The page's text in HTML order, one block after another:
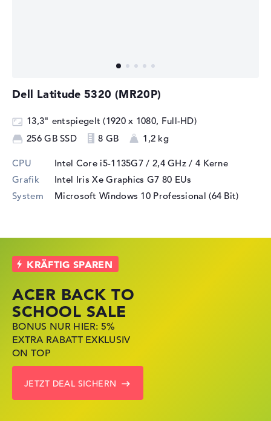
Dell Latitude 5320 (MR20P)
13,3" entspiegelt (1920 x 1080, Full-HD)
256 GB SSD
8 GB 1,2 kg
CPU Intel Core i5-1135G7 / 2,4 GHz / 4 Kerne
Grafik
Intel Iris Xe Graphics G7 80 EUs
System
Microsoft Windows 10 Professional (64 Bit)
ACER BACK TO
SCHOOL SALE
BONUS NUR HIER: 5%
EXTRA RABATT EXKLUSIV
ON TOP
JETZT DEAL SICHERN
HP STORE SSV
DEALS
JETZT ZUGREIFEN:
NOTEBOOKS BEI HP
KRÄFTIG REDUZIERT
ZU DEN HP ANGEBOTEN
LENOVO
LAPTOP DEALS
NOTEBOOKS BEI LENOVO
JETZT KRÄFTIG REDUZIERT